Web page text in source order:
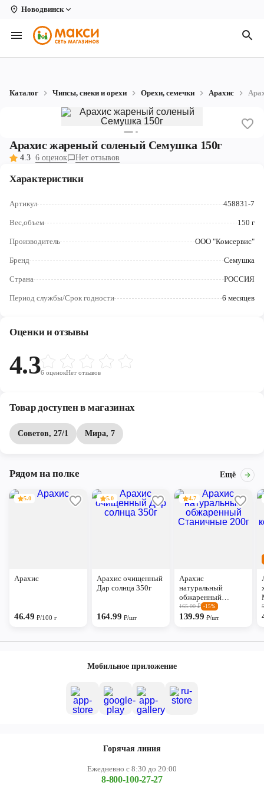
Новодвинск
Вологда
Архангельск
Коряжма
Котлас
Рыбинск
Северодвинск
Каталог Чипсы, снеки и орехи Орехи, семечки Арахис
Арахис жареный соленый Семушка 150г
4.3 6 оценок Нет отзывов
Характеристики
Артикул 458831-7
Вес,объем 150 г
Производитель ООО "Комсервис"
Бренд Семушка
Страна РОССИЯ
Период службы/Срок годности 6 месяцев
Оценки и отзывы
4.36 оценокНет отзывов
Товар доступен в магазинах
Советов, 27/1 Мира, 7
Рядом на полке Ещё
5.0
Арахис
46.49₽/100 г
5.0
Арахис очищенный
Дар солнца 350г
164.99 ₽/шт
4.7
Арахис
натуральный
обжаренный
Станичные 200г
165.00₽ -15%
139.99 ₽/шт
Мобильное приложение
Горячая линия
Ежедневно с 8:30 до 20:00
8-800-100-27-27